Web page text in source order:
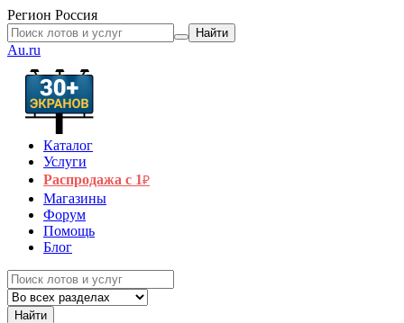
Регион Россия
Найти
Au.ru
Каталог
Услуги
Распродажа с 1₽
Магазины
Форум
Помощь
Блог
Найти